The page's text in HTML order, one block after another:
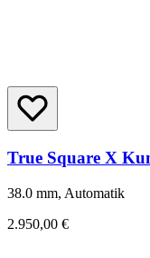
True Square X
38.0 mm, Automatik
2.950,00 €